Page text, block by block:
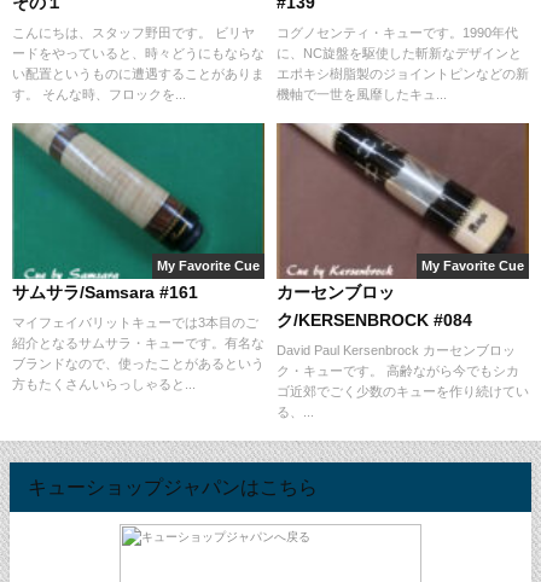
こんにちは、スタッフ野田です。 ビリヤ
ードをやっていると、時々どうにもならな
い配置というものに遭遇することがありま
す。 そんな時、フロックを...
コグノセンティ・キューです。1990年代
に、NC旋盤を駆使した斬新なデザインと
エポキシ樹脂製のジョイントピンなどの新
機軸で一世を風靡したキュ...
My Favorite Cue
サムサラ/Samsara #161
マイフェイバリットキューでは3本目のご
紹介となるサムサラ・キューです。有名な
ブランドなので、使ったことがあるという
方もたくさんいらっしゃると...
My Favorite Cue
カーセンブロッ
ク/KERSENBROCK #084
David Paul Kersenbrock カーセンブロッ
ク・キューです。 高齢ながら今でもシカ
ゴ近郊でごく少数のキューを作り続けてい
る、...
キューショップジャパンはこちら